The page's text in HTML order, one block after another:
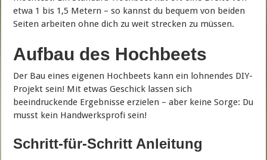
etwa 1 bis 1,5 Metern – so kannst du bequem von beiden
Seiten arbeiten ohne dich zu weit strecken zu müssen.
Aufbau des Hochbeets
Der Bau eines eigenen Hochbeets kann ein lohnendes DIY-
Projekt sein! Mit etwas Geschick lassen sich
beeindruckende Ergebnisse erzielen – aber keine Sorge: Du
musst kein Handwerksprofi sein!
Schritt-für-Schritt Anleitung